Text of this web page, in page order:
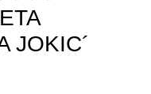
JOKIC´